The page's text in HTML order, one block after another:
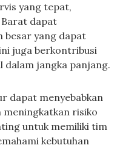
yang tepat,
Barat dapat
besar yang dapat
juga berkontribusi
dalam jangka panjang.
dapat menyebabkan
risiko
untuk memiliki tim
kebutuhan